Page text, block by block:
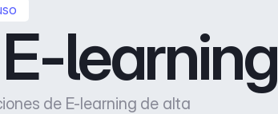
learning
de E-learning de alta